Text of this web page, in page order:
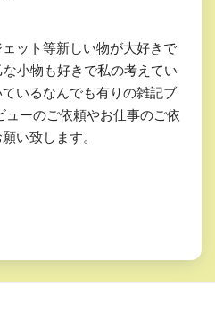
ット等新しい物が大好きで
小物も好きで私の考えてい
いるなんでも有りの雑記ブ
ューのご依頼やお仕事のご依
い致します。